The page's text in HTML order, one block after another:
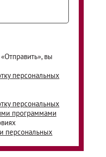
вы
персональных
персональных
программами
персональных